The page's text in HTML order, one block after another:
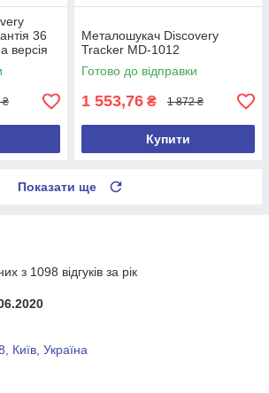
36
версія
₴
Металошукач Discovery
Tracker MD-1012
Готово до відправки
1 553,76 ₴ 1 872 ₴
Купити
Показати ще
з 1098 відгуків за рік
Київ, Україна